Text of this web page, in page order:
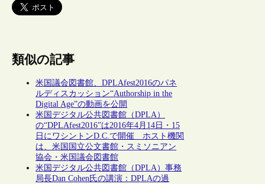
類似の記事
米国議会図書館、DPLAfest2016のパネ
ルディスカッション“Authorship in the
Digital Age”の動画を公開
米国デジタル公共図書館（DPLA）
の“DPLAfest2016”は2016年4月14日・15
日にワシントンD.C.で開催 ホスト機関
は、米国国立公文書館・スミソニアン
協会・米国議会図書館
米国デジタル公共図書館（DPLA）事務
局長Dan Cohen氏の講演：DPLAの過